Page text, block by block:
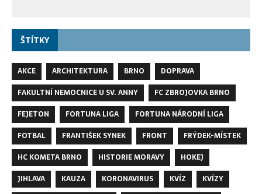
ŠTÍTKY
AKCE ARCHITEKTURA BRNO
DOPRAVA
FAKULTNÍ NEMOCNICE U SV. ANNY
FC ZBROJOVKA BRNO
FEJETON
FORTUNA LIGA
FORTUNA NÁRODNÍ LIGA
FOTBAL
FRANTIŠEK SYNEK FRONT
FRÝDEK-MÍSTEK
HC KOMETA BRNO
HISTORIE MORAVY
HOKEJ
JIHLAVA
KAUZA KORONAVIRUS KVÍZ
KVÍZY